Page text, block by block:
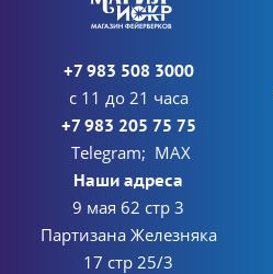
+7 983 508 3000
с 11 до 21 часа
+7 983 205 75 75
Telegram; MAX
Наши адреса
9 мая 62 стр 3
Партизана Железняка
17 стр 25/3